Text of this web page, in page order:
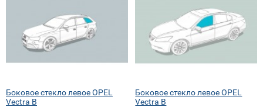
Боковое стекло левое OPEL
Vectra B
Боковое стекло левое OPEL
Vectra B